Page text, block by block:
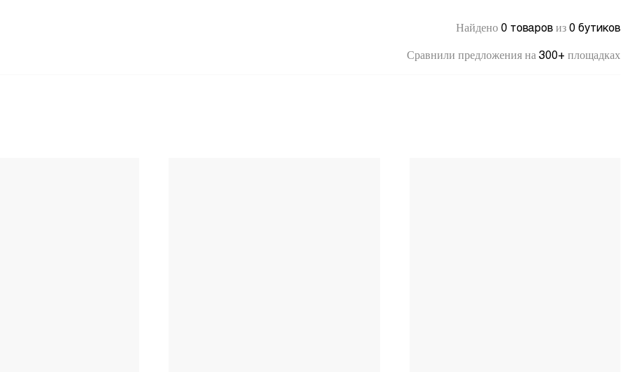
Найдено 0 товаров из 0 бутиков
Сравнили предложения на 300+ площадках